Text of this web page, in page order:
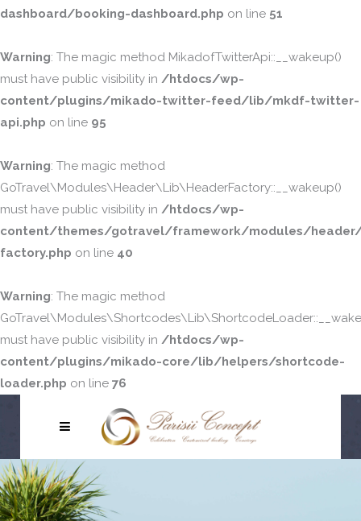
dashboard/booking-dashboard.php on line 51
Warning: The magic method MikadofTwitterApi::__wakeup()
must have public visibility in /htdocs/wp-
content/plugins/mikado-twitter-feed/lib/mkdf-twitter-
api.php on line 95
Warning: The magic method
GoTravel\Modules\Header\Lib\HeaderFactory::__wakeup()
must have public visibility in /htdocs/wp-
content/themes/gotravel/framework/modules/
factory.php on line 40
Warning: The magic method
must have public visibility in /htdocs/wp-
content/plugins/mikado-core/lib/helpers/shortcode-
loader.php on line 76